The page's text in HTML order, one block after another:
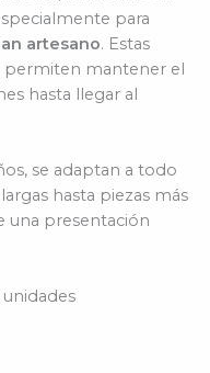
para
artesano. Estas
permiten mantener el
hasta llegar al
se adaptan a todo
hasta piezas más
una presentación